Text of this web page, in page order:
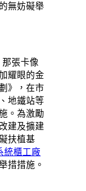
無妨礙舉
張卡像
耀眼的金
》，在市
地鐵站等
。為激勵
建及擴建
扶植基
統櫃工廠
措措施。